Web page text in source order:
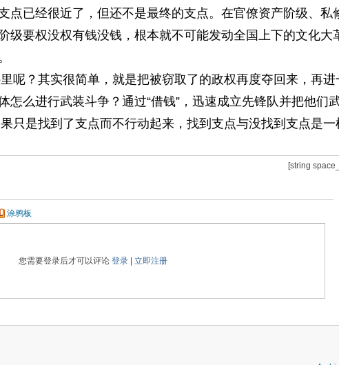
点已经很近了，但还不是最终的支点。在官僚资产阶级、
级要权没权有钱没钱，根本就不可能发动全国上下的文化
？其实很简单，就是把被窃取了的政权再度夺回来，再进
怎么进行武装斗争？通过“借钱”，迅速成立先锋队并把他们武
是找到了支点而不行动起来，找到支点与没找到支点是一
[string
涂鸦板
您需要登录后才可以评论登录 |立即注册